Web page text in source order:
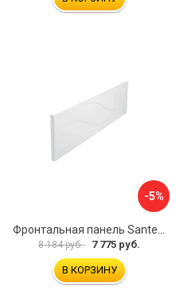
-5%
8 184 руб. 7 775 руб.
В КОРЗИНУ